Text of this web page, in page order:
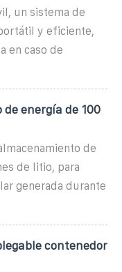
un sistema de
y eficiente,
en caso de
energía de 100
de
de litio, para
generada durante
contenedor